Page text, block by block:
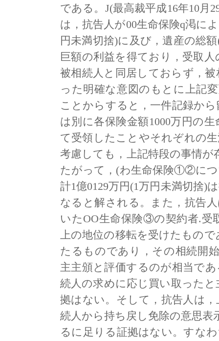
である。J(最高裁平成16年10月
は，抗告人が00生命保険q渇に
円未満切捨)に及び，遺産の総
巨額の利益を得ており，受取
被相続人と同居しておらず，
った明確な意図のもとに上記
ことからすると，一件記録か
は別に各保険金額1000万円の
て受領したことやそれぞれの
考慮しても，上記特段の事情
たがって，(わ生命保険①②につ
計1億0129万円(1万円未満切捨)
なると解される。また，抗告
いたOO生命保険③の契約者.受
上の地位の移転を受けたもの
たるものであり，その相続開
主主頒と評価するのが相当で
続人の求めに応じ買い取った
拠はない。そして，抗告人は
続人から持ち戻し免除の意思
るに足りる証拠はない。すな